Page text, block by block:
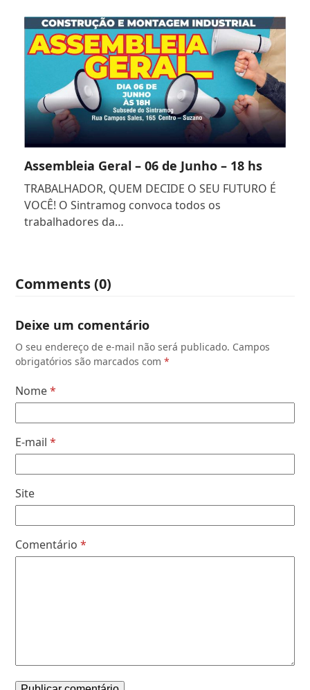
Assembleia Geral – 06 de Junho – 18 hs
TRABALHADOR, QUEM DECIDE O SEU FUTURO É
VOCÊ! O Sintramog convoca todos os
trabalhadores da…
Comments (0)
Deixe um comentário
O seu endereço de e-mail não será publicado. Campos
obrigatórios são marcados com*
Nome*
E-mail*
Site
Comentário*